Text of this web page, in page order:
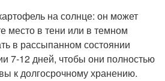
на солнце: он может
место в тени или в темном
в рассыпанном состоянии
7-12 дней, чтобы они полностью
к долгосрочному хранению.